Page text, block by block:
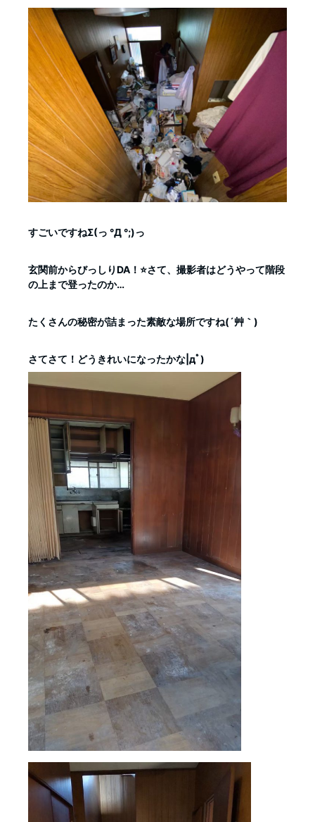
すごいですねΣ(っ °Д °;)っ
玄関前からびっしりDA！⭐さて、撮影者はどうやって階段
の上まで登ったのか…
たくさんの秘密が詰まった素敵な場所ですね(´艸｀)
さてさて！どうきれいになったかな|дﾟ)